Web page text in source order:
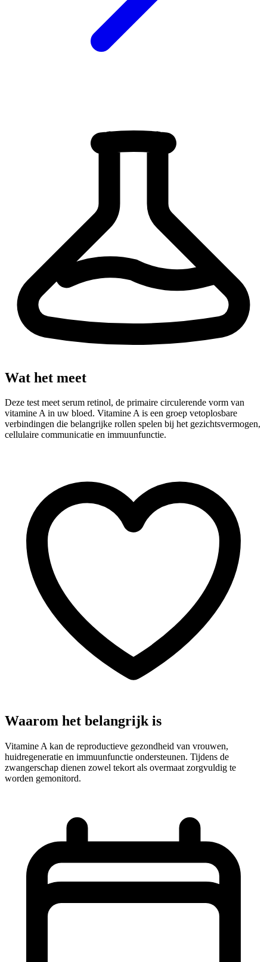
Wat het meet
Deze test meet serum retinol, de primaire circulerende vorm van
vitamine A in uw bloed. Vitamine A is een groep vetoplosbare
verbindingen die belangrijke rollen spelen bij het gezichtsvermogen,
cellulaire communicatie en immuunfunctie.
Waarom het belangrijk is
Vitamine A kan de reproductieve gezondheid van vrouwen,
huidregeneratie en immuunfunctie ondersteunen. Tijdens de
zwangerschap dienen zowel tekort als overmaat zorgvuldig te
worden gemonitord.